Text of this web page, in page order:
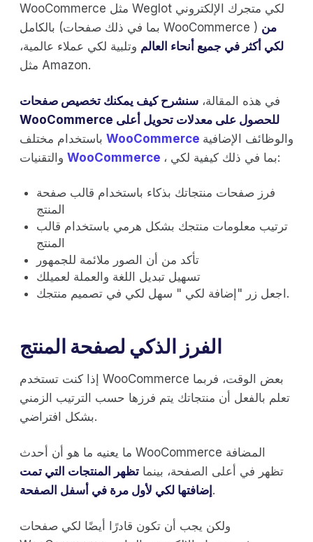
WooCommerce مثل Weglot لكي متجرك الإلكتروني
بالكامل (بما في ذلك صفحات WooCommerce ) من
لكي أكثر في جميع أنحاء العالم وتلبية لكي عملاء عالمية،
مثل Amazon.
في هذه المقالة، سنشرح كيف يمكنك تخصيص صفحات
WooCommerce للحصول على معدلات تحويل أعلى
WooCommerce والوظائف الإضافية
WooCommerce ، بما في ذلك كيفية لكي:
فرز صفحات منتجاتك بذكاء باستخدام قالب صفحة
المنتج
ترتيب معلومات منتجك بشكل هرمي باستخدام قالب
المنتج
تأكد من أن الصور ملائمة للجمهور
تسهيل تبديل اللغة والعملة لعميلك
اجعل زر "إضافة لكي " سهل لكي في تصميم منتجك.
الفرز الذكي لصفحة المنتج
إذا كنت تستخدم WooCommerce بعض الوقت، فربما
تعلم بالفعل أن منتجاتك يتم فرزها حسب الترتيب الزمني
بشكل افتراضي.
ما يعنيه ما هو أن أحدث WooCommerce المضافة
تظهر في أعلى الصفحة، بينما تظهر المنتجات التي تمت
إضافتها لكي لأول مرة في أسفل الصفحة.
ولكن يجب أن تكون قادرًا أيضًا لكي صفحات